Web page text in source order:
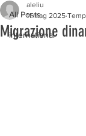
All Posts
international
Migrazione
aleliu
11 mag 2025